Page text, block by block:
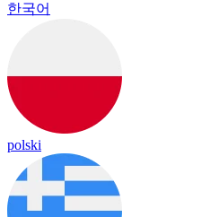
한국어
polski